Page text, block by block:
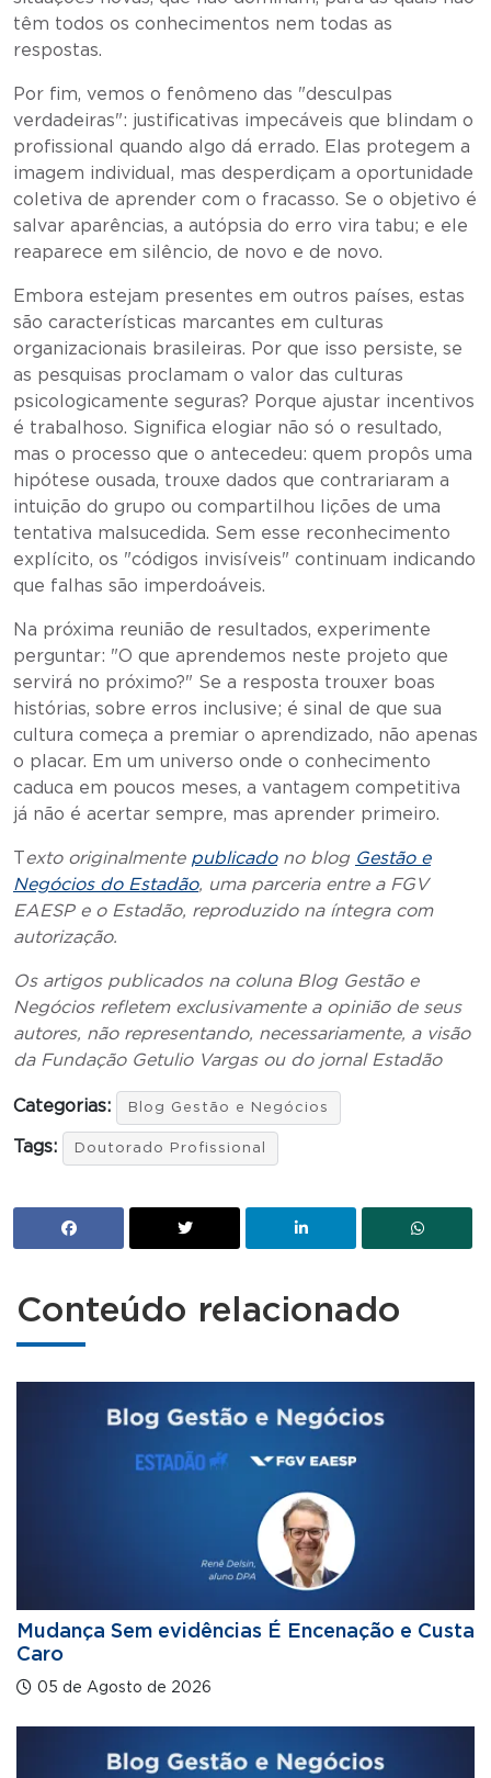
têm todos os conhecimentos nem todas as
respostas.
Por fim, vemos o fenômeno das "desculpas
verdadeiras": justificativas impecáveis que blindam o
profissional quando algo dá errado. Elas protegem a
imagem individual, mas desperdiçam a oportunidade
coletiva de aprender com o fracasso. Se o objetivo é
salvar aparências, a autópsia do erro vira tabu; e ele
reaparece em silêncio, de novo e de novo.
Embora estejam presentes em outros países, estas
são características marcantes em culturas
organizacionais brasileiras. Por que isso persiste, se
as pesquisas proclamam o valor das culturas
psicologicamente seguras? Porque ajustar incentivos
é trabalhoso. Significa elogiar não só o resultado,
mas o processo que o antecedeu: quem propôs uma
hipótese ousada, trouxe dados que contrariaram a
intuição do grupo ou compartilhou lições de uma
tentativa malsucedida. Sem esse reconhecimento
explícito, os "códigos invisíveis" continuam indicando
que falhas são imperdoáveis.
Na próxima reunião de resultados, experimente
perguntar: "O que aprendemos neste projeto que
servirá no próximo?" Se a resposta trouxer boas
histórias, sobre erros inclusive; é sinal de que sua
cultura começa a premiar o aprendizado, não apenas
o placar. Em um universo onde o conhecimento
caduca em poucos meses, a vantagem competitiva
já não é acertar sempre, mas aprender primeiro.
Texto originalmente publicadono blog Gestão e
Negócios do Estadão, uma parceria entre a FGV
EAESP e o Estadão, reproduzido na íntegra com
autorização.
Os artigos publicados na coluna Blog Gestão e
Negócios refletem exclusivamente a opinião de seus
autores, não representando, necessariamente, a visão
da Fundação Getulio Vargas ou do jornal Estadão
Categorias: Blog Gestão e Negócios
Tags: Doutorado Profissional
Conteúdo relacionado
Mudança Sem evidências É Encenação e Custa
Caro
05 de Agosto de 2026